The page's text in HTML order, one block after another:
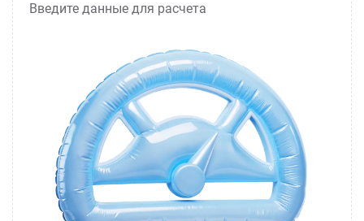
Введите данные для расчета